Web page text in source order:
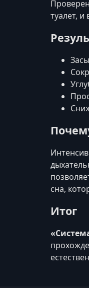
туалет,
сна,
Итог